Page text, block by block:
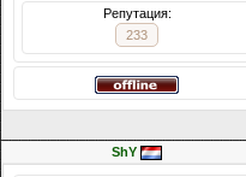
Репутация:
233
ShY